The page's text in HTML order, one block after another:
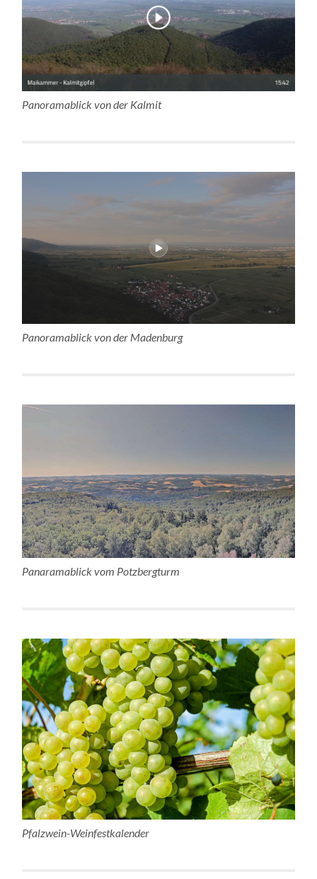
Panoramablick von der Kalmit
Panoramablick von der Madenburg
Panaramablick vom Potzbergturm
Pfalzwein-Weinfestkalender